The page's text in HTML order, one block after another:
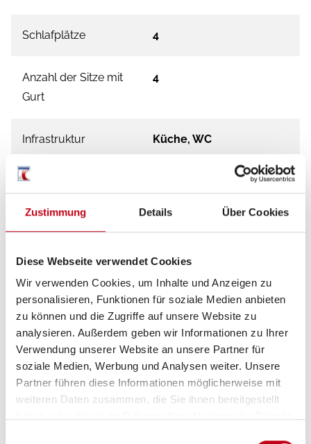
Zustimmung Details Über Cookies
Diese Webseite verwendet Cookies
Wir verwenden Cookies, um Inhalte und Anzeigen zu
personalisieren, Funktionen für soziale Medien anbieten
zu können und die Zugriffe auf unsere Website zu
analysieren. Außerdem geben wir Informationen zu Ihrer
Verwendung unserer Website an unsere Partner für
soziale Medien, Werbung und Analysen weiter. Unsere
Partner führen diese Informationen möglicherweise mit
weiteren Daten zusammen, die Sie ihnen bereitgestellt
Schlafplätze 4
Anzahl der Sitze mit
Gurt
4
Infrastruktur Küche, WC
Betten
Doppel-/franz. Bett,
Tag